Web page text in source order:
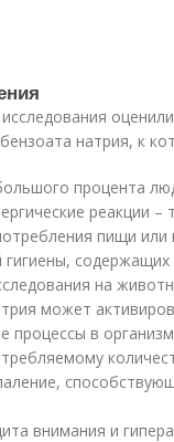
натрия, к
процента
реакции –
пищи или
гигиены,
на
может
процессы в
внимания и